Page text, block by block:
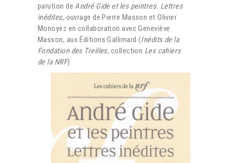
parution deAndré Gide et les peintres. Lettres
inédites, ouvrage de Pierre Masson et Olivier
Monoyez en collaboration avec Geneviève
Masson, aux Éditions Gallimard (Inédits de la
Fondation des Treilles, collection Les cahiers
de la NRF).